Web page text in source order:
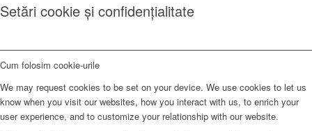
Setări cookie și confidențialitate
Cum folosim cookie-urile
We may request cookies to be set on your device. We use cookies to let us
know when you visit our websites, how you interact with us, to enrich your
user experience, and to customize your relationship with our website.